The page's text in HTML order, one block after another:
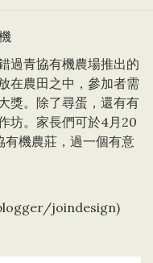
過青協有機農場推出的
在農田之中，參加者需
獎。除了尋蛋，還有有
坊。家長們可於4月20
有機農莊，過一個有意
joindesign)